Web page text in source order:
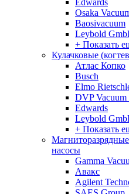
Edwards
Osaka
Baosivacuum
Leybold
+ Показать
Кулачковые
Атлас Копко
Busch
Elmo
DVP Vacuum
Edwards
Leybold
+ Показать
насосы
Gamma
Авакс
Agilent